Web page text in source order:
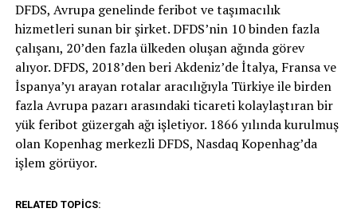
DFDS, Avrupa genelinde feribot ve taşımacılık
hizmetleri sunan bir şirket. DFDS’nin 10 binden fazla
çalışanı, 20’den fazla ülkeden oluşan ağında görev
alıyor. DFDS, 2018’den beri Akdeniz’de İtalya, Fransa ve
İspanya’yı arayan rotalar aracılığıyla Türkiye ile birden
fazla Avrupa pazarı arasındaki ticareti kolaylaştıran bir
yük feribot güzergah ağı işletiyor. 1866 yılında kurulmuş
olan Kopenhag merkezli DFDS, Nasdaq Kopenhag’da
işlem görüyor.
RELATED TOPICS: